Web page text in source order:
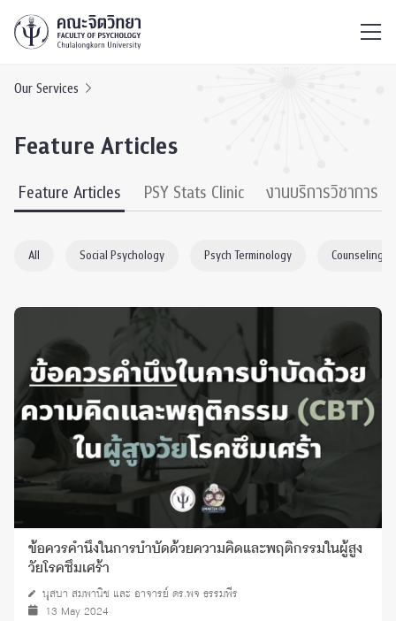
Our Services
Feature Articles
Feature Articles PSY Stats Clinic งานบริการวิชาการ
All Social Psychology Psych Terminology Counseling
ข้อควรคำนึงในการบำบัดด้วยความคิดและพฤติกรรมในผู้สูง
วัยโรคซึมเศร้า
นุสบา สมพานิช และ อาจารย์ ดร.พจ ธรรมพีร
13 May 2024